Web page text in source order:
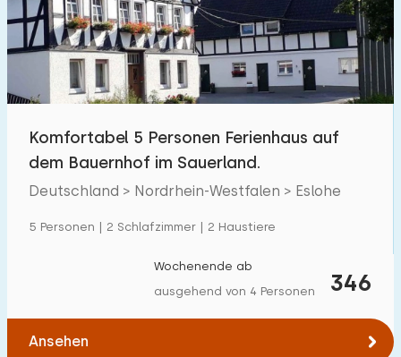
Schwimmbad 0
Eingezäunter Garten 2
Haustierfrei 40
Ladestation Auto
€ 0 — € 1000+
Komfortabel 5 Personen Ferienhaus auf
dem Bauernhof im Sauerland.
Deutschland > Nordrhein-Westfalen > Eslohe
5 Personen | 2 Schlafzimmer | 2 Haustiere
346
Wochenende ab
ausgehend von 4 Personen
Ansehen